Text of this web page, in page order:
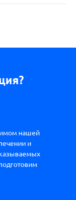
нашей
и